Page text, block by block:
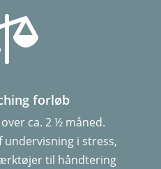
forløb
ca. 2 ½ måned.
undervisning i stress,
til håndtering